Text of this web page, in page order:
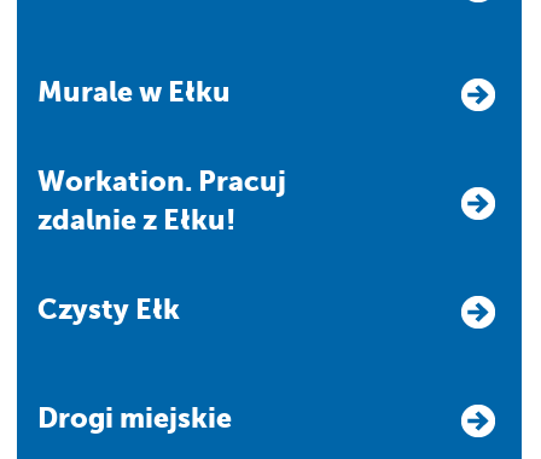
Murale w Ełku
Workation. Pracuj
zdalnie z Ełku!
Czysty Ełk
Drogi miejskie